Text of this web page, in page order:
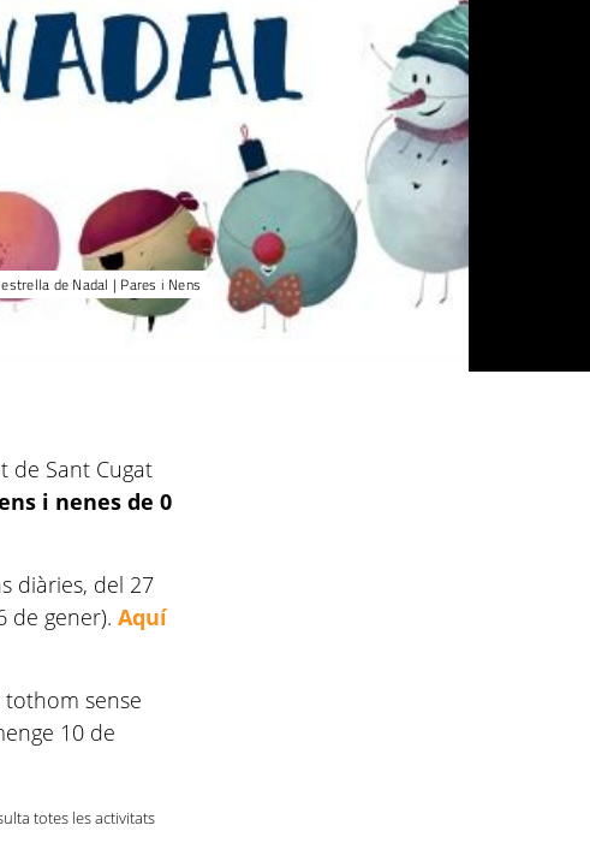
de Nadal | Pares i Nens
de Sant Cugat
i nenes de 0
diàries, del 27
de gener). Aquí
sense
10 de
totes les activitats